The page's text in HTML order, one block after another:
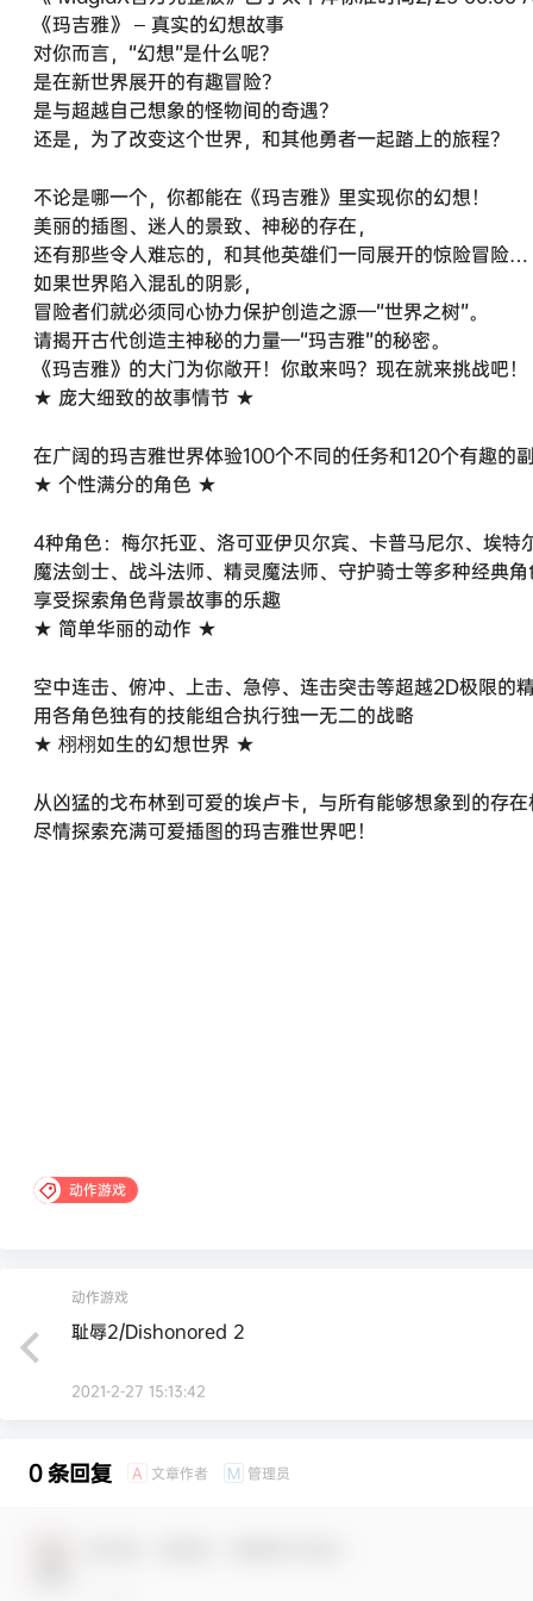
《玛吉雅》 – 真实的幻想故事
对你而言，“幻想”是什么呢？
是在新世界展开的有趣冒险？
是与超越自己想象的怪物间的奇遇？
还是，为了改变这个世界，和其他勇者一起踏上的旅程？
不论是哪一个，你都能在《玛吉雅》里实现你的幻想！
美丽的插图、迷人的景致、神秘的存在，
还有那些令人难忘的，和其他英雄们一同展开的惊险冒险…
如果世界陷入混乱的阴影，
冒险者们就必须同心协力保护创造之源—“世界之树”。
请揭开古代创造主神秘的力量—“玛吉雅”的秘密。
《玛吉雅》的大门为你敞开！你敢来吗？现在就来挑战吧！
★ 庞大细致的故事情节 ★
在广阔的玛吉雅世界体验100个不同的任务和120个有趣的
★ 个性满分的角色 ★
4种角色：梅尔托亚、洛可亚伊贝尔宾、卡普马尼尔、埃特
魔法剑士、战斗法师、精灵魔法师、守护骑士等多种经典角
享受探索角色背景故事的乐趣
★ 简单华丽的动作 ★
空中连击、俯冲、上击、急停、连击突击等超越2D极限的
用各角色独有的技能组合执行独一无二的战略
★ 栩栩如生的幻想世界 ★
从凶猛的戈布林到可爱的埃卢卡，与所有能够想象到的存
尽情探索充满可爱插图的玛吉雅世界吧！
动作游戏
动作游戏
耻辱2/Dishonored 2
2021-2-27 15:13:42
0 条回复 A 文章作者 M 管理员